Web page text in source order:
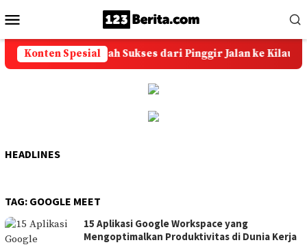
ke
kontenMobile
Konten Spesial
Batu Akik: Kisah Sukses dari Pinggir Jalan ke Kilau
HEADLINES
TAG: GOOGLE MEET
15 Aplikasi Google Workspace yang
Mengoptimalkan Produktivitas di Dunia Kerja